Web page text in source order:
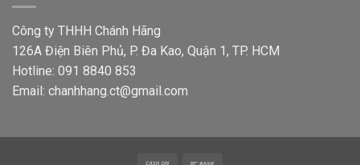
Công ty THHH Chánh Hãng
126A Điện Biên Phủ, P. Đa Kao, Quận 1, TP. HCM
Hotline: 091 8840 853
Email: chanhhang.ct@gmail.com